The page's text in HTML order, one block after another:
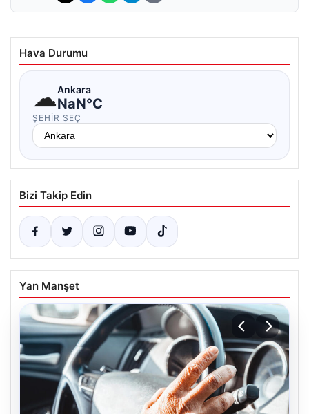
Hava Durumu
☁Ankara
NaN°C
ŞEHIR SEÇ
Bizi Takip Edin
Yan Manşet